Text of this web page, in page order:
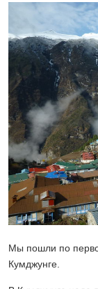
Мы пошли по
Кумджунге.